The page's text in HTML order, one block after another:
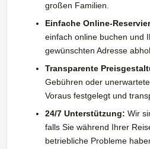
großen Familien.
Einfache Online-
einfach online buchen und
gewünschten Adresse
Transparente
Gebühren oder
Voraus festgelegt und
24/7 Unterstützung: Wir
falls Sie während Ihrer
betriebliche Probleme